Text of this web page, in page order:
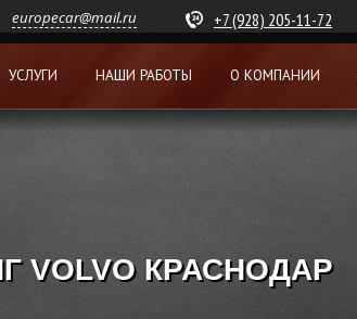
europecar@mail.ru +7 (928) 205-11-72
УСЛУГИ НАШИ РАБОТЫ О КОМПАНИИ
VOLVO КРАСНОДАР